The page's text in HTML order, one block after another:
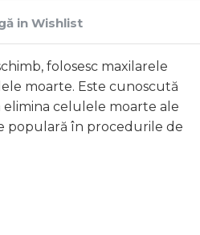
in Wishlist
folosesc maxilarele
moarte. Este cunoscută
celulele moarte ale
populară în procedurile de